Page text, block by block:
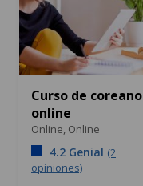
Curso de coreano
online
Online, Online
4.2 Genial (2
opiniones)